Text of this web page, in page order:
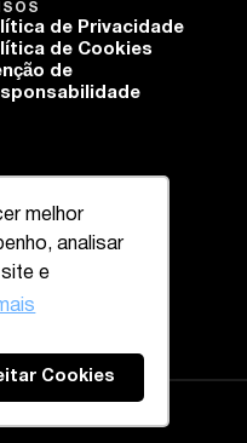
melhor
analisar
e
Cookies
de Privacidade
de Cookies
de